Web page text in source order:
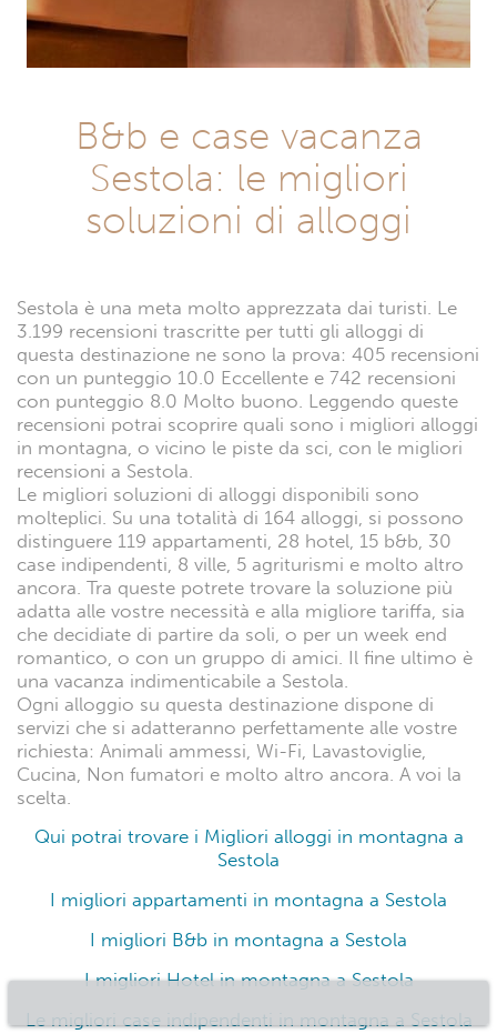
B&b e case vacanza
Sestola: le migliori
soluzioni di alloggi
Sestola è una meta molto apprezzata dai turisti. Le
3.199 recensioni trascritte per tutti gli alloggi di
questa destinazione ne sono la prova: 405 recensioni
con un punteggio 10.0 Eccellente e 742 recensioni
con punteggio 8.0 Molto buono. Leggendo queste
recensioni potrai scoprire quali sono i migliori alloggi
in montagna, o vicino le piste da sci, con le migliori
recensioni a Sestola.
Le migliori soluzioni di alloggi disponibili sono
molteplici. Su una totalità di 164 alloggi, si possono
distinguere 119 appartamenti, 28 hotel, 15 b&b, 30
case indipendenti, 8 ville, 5 agriturismi e molto altro
ancora. Tra queste potrete trovare la soluzione più
adatta alle vostre necessità e alla migliore tariffa, sia
che decidiate di partire da soli, o per un week end
romantico, o con un gruppo di amici. Il fine ultimo è
una vacanza indimenticabile a Sestola.
Ogni alloggio su questa destinazione dispone di
servizi che si adatteranno perfettamente alle vostre
richiesta: Animali ammessi, Wi-Fi, Lavastoviglie,
Cucina, Non fumatori e molto altro ancora. A voi la
scelta.
Qui potrai trovare i Migliori alloggi in montagna a
Sestola
I migliori appartamenti in montagna a Sestola
I migliori B&b in montagna a Sestola
I migliori Hotel in montagna a Sestola
Le migliori case indipendenti in montagna a Sestola